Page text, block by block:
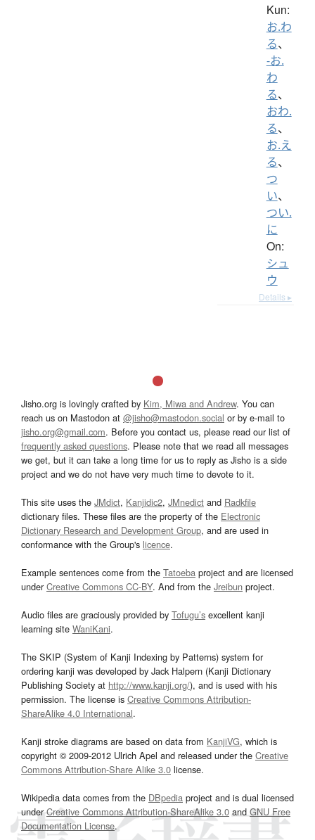
Kun:
お.わ
る、
-お.
わ
る、
おわ.
る、
お.え
る、
つ
い、
つい.
に
On:
シュ
ウ
Details ▸
Jisho.org is lovingly crafted by Kim, Miwa and Andrew. You can
reach us on Mastodon at @jisho@mastodon.social or by e-mail to
jisho.org@gmail.com. Before you contact us, please read our list of
frequently asked questions. Please note that we read all messages
we get, but it can take a long time for us to reply as Jisho is a side
project and we do not have very much time to devote to it.
This site uses the JMdict, Kanjidic2, JMnedict and Radkfile
dictionary files. These files are the property of the Electronic
Dictionary Research and Development Group, and are used in
conformance with the Group's licence.
Example sentences come from the Tatoeba project and are licensed
underCreative Commons CC-BY. And from the Jreibun project.
Audio files are graciously provided by Tofugu’s excellent kanji
learning site WaniKani.
The SKIP (System of Kanji Indexing by Patterns) system for
ordering kanji was developed by Jack Halpern (Kanji Dictionary
Publishing Society at http://www.kanji.org/), and is used with his
permission. The license is Creative Commons Attribution-
ShareAlike 4.0 International.
Kanji stroke diagrams are based on data from KanjiVG, which is
copyright © 2009-2012 Ulrich Apel and released under the Creative
Commons Attribution-Share Alike 3.0 license.
Wikipedia data comes from the DBpedia project and is dual licensed
underCreative Commons Attribution-ShareAlike 3.0and GNU Free
Documentation License.